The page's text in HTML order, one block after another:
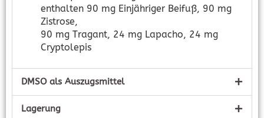
enthalten 90 mg Einjähriger Beifuß, 90 mg
Zistrose,
90 mg Tragant, 24 mg Lapacho, 24 mg
Cryptolepis
DMSO als Auszugsmittel
Lagerung